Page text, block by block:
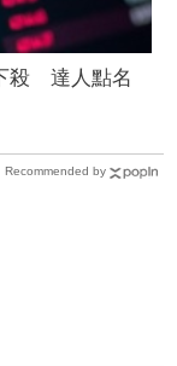
殺 達人點名
Recommended by